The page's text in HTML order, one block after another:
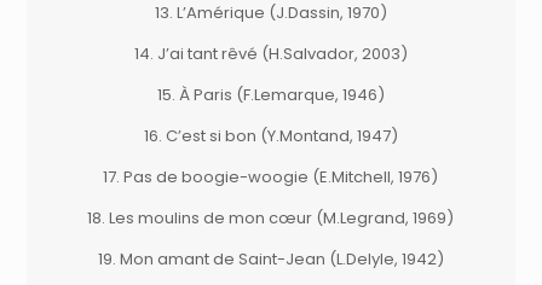
13. L’Amérique (J.Dassin, 1970)
14. J’ai tant rêvé (H.Salvador, 2003)
15. À Paris (F.Lemarque, 1946)
16. C’est si bon (Y.Montand, 1947)
17. Pas de boogie-woogie (E.Mitchell, 1976)
18. Les moulins de mon cœur (M.Legrand, 1969)
19. Mon amant de Saint-Jean (L.Delyle, 1942)